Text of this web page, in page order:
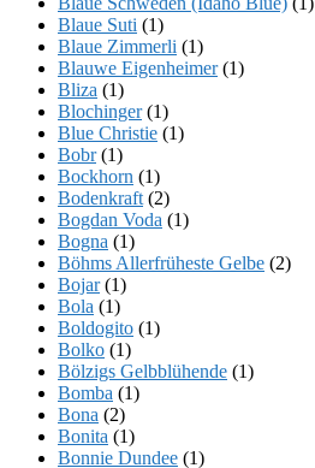
Blaue Suti (1)
Blaue Zimmerli (1)
Blauwe Eigenheimer(1)
Bliza (1)
Blochinger(1)
Blue Christie (1)
Bobr(1)
Bockhorn (1)
Bodenkraft (2)
Bogdan Voda (1)
Bogna (1)
Böhms Allerfrüheste Gelbe (2)
Bojar(1)
Bola (1)
Boldogito (1)
Bolko (1)
Bölzigs Gelbblühende (1)
Bomba (1)
Bona (2)
Bonita (1)
Bonnie Dundee (1)